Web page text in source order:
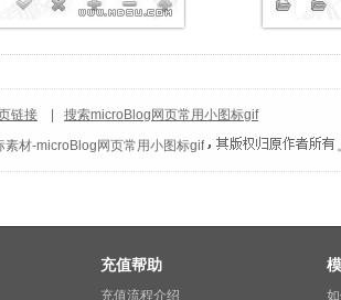
链接
搜索microBlog网页常用小图标gif
素材-microBlog网页常用小图标gif
充值帮助
充值流程介绍